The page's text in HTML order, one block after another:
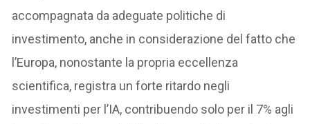
accompagnata da adeguate politiche di
investimento, anche in considerazione del fatto che
l’Europa, nonostante la propria eccellenza
scientifica, registra un forte ritardo negli
investimenti per l’IA, contribuendo solo per il 7% agli